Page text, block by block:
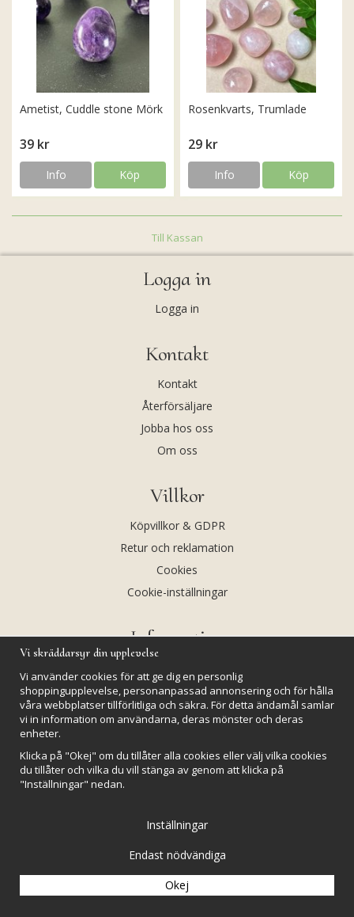
Ametist, Cuddle stone Mörk
39 kr
Info Köp
Rosenkvarts, Trumlade
29 kr
Info Köp
Till Kassan
Logga in
Logga in
Kontakt
Kontakt
Återförsäljare
Jobba hos oss
Om oss
Villkor
Köpvillkor & GDPR
Retur och reklamation
Cookies
Cookie-inställningar
Information
Kalendarium
Nyheter
Kristaller och fairtrade
Rena & Ladda kristaller
Vi skräddarsyr din upplevelse
Vi använder cookies för att ge dig en personlig
shoppingupplevelse, personanpassad annonsering och för hålla
våra webbplatser tillförlitliga och säkra. För detta ändamål samlar
vi in information om användarna, deras mönster och deras
enheter.
Klicka på "Okej" om du tillåter alla cookies eller välj vilka cookies
du tillåter och vilka du vill stänga av genom att klicka på
"Inställningar" nedan.
Inställningar
Endast nödvändiga
Okej